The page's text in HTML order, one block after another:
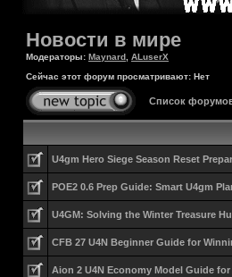
Новости в мире
Модераторы: Maynard ALuserX
Сейчас этот форум просматривают: Нет
Список
U4gm Hero Siege Season Reset
POE2 0.6 Prep Guide: Smart U4gm
U4GM: Solving the Winter Treasure
CFB 27 U4N Beginner Guide for
Aion 2 U4N Economy Model Guide